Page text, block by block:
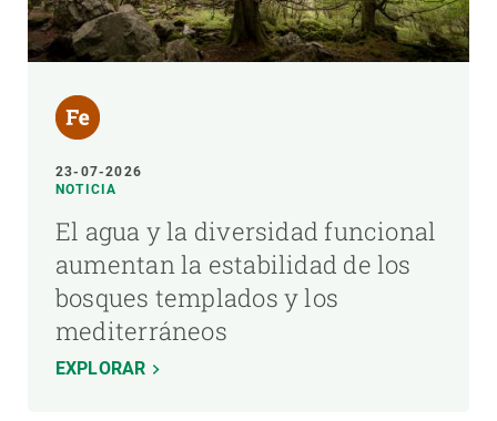
23-07-2026
NOTICIA
El agua y la diversidad funcional
aumentan la estabilidad de los
bosques templados y los
mediterráneos
EXPLORAR